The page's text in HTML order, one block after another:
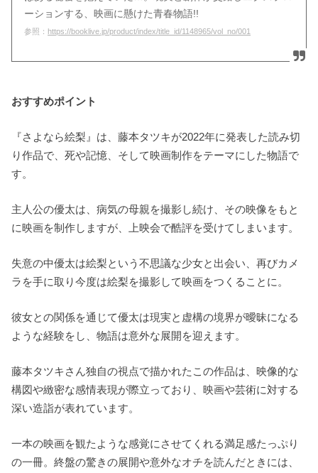
ーションする、映画に懸けた青春物語!!
参照： https://booklive.jp/product/index/title_id/1148965/vol_no/001
おすすめポイント
『さよなら絵梨』は、藤本タツキが2022年に発表した読み切
り作品で、死や記憶、そして映画制作をテーマにした物語で
す。
主人公の優太は、病気の母親を撮影し続け、その映像をもと
に映画を制作しますが、上映会で酷評を受けてしまいます。
失意の中優太は絵梨という不思議な少女と出会い、再びカメ
ラを手に取り今度は絵梨を撮影して映画をつくることに。
彼女との関係を通じて優太は現実と虚構の境界が曖昧になる
ような経験をし、物語は意外な展開を迎えます。
藤本タツキさん独自の視点で描かれたこの作品は、映像的な
構図や緻密な感情表現が際立っており、映画や芸術に対する
深い造詣が表れています。
一本の映画を観たような感覚にさせてくれる満足感たっぷり
の一冊。終盤の驚きの展開や意外なオチを読んだときには、